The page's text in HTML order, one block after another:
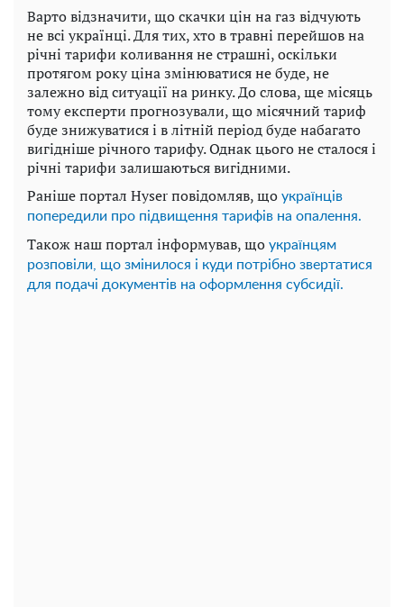
Варто відзначити, що скачки цін на газ відчують
не всі українці. Для тих, хто в травні перейшов на
річні тарифи коливання не страшні, оскільки
протягом року ціна змінюватися не буде, не
залежно від ситуації на ринку. До слова, ще місяць
тому експерти прогнозували, що місячний тариф
буде знижуватися і в літній період буде набагато
вигідніше річного тарифу. Однак цього не сталося і
річні тарифи залишаються вигідними.
Раніше портал Hyser повідомляв, що українців
попередили про підвищення тарифів на опалення.
Також наш портал інформував, що українцям
розповіли, що змінилося і куди потрібно звертатися
для подачі документів на оформлення субсидії.